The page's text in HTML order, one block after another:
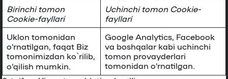
Birinchi tomon
Сookie-fayllari
Uchinchi tomon Сookie-
fayllari
Uklon tomonidan
o’rnatilgan, faqat Biz
tomonimizdan ko`rilib,
o’qilish mumkin.
Google Analytics, Facebook
va boshqalar kabi uchinchi
tomon provayderlari
tomonidan o’rnatilgan.